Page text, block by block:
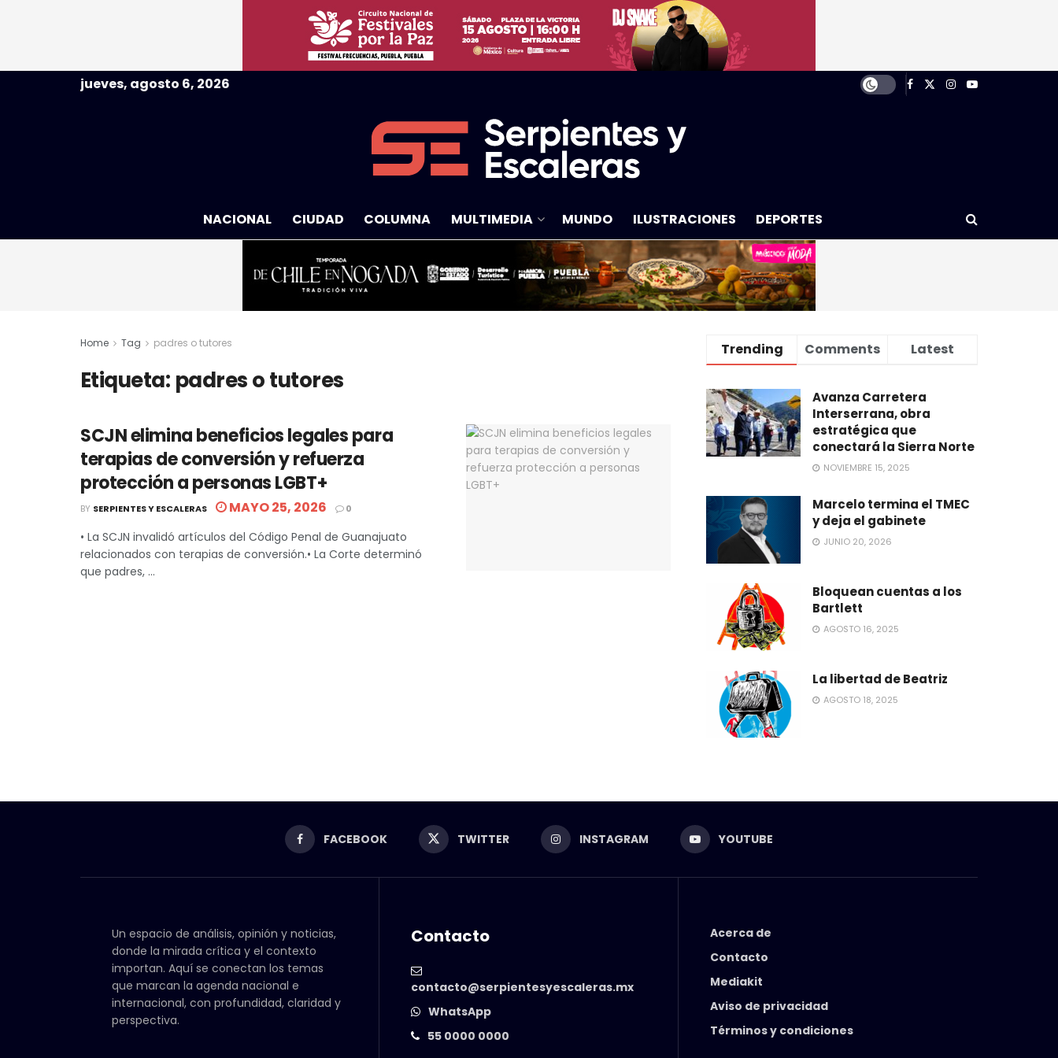
jueves, agosto 6, 2026
NACIONAL CIUDAD COLUMNA MULTIMEDIA MUNDO ILUSTRACIONES DEPORTES
Home Tag padres o tutores
Etiqueta: padres o tutores
SCJN elimina beneficios legales para
terapias de conversión y refuerza
protección a personas LGBT+
BY SERPIENTES Y ESCALERAS MAYO 25, 2026 0
• La SCJN invalidó artículos del Código Penal de Guanajuato
relacionados con terapias de conversión.• La Corte determinó
que padres, ...
Trending Comments Latest
Avanza Carretera
Interserrana, obra
estratégica que
conectará la Sierra Norte
NOVIEMBRE 15, 2025
Marcelo termina el TMEC
y deja el gabinete
JUNIO 20, 2026
Bloquean cuentas a los
Bartlett
AGOSTO 16, 2025
La libertad de Beatriz
AGOSTO 18, 2025
FACEBOOK TWITTER INSTAGRAM YOUTUBE
Un espacio de análisis, opinión y noticias,
donde la mirada crítica y el contexto
importan. Aquí se conectan los temas
que marcan la agenda nacional e
internacional, con profundidad, claridad y
perspectiva.
Contacto
contacto@serpientesyescaleras.mx
WhatsApp
55 0000 0000
Acerca de
Contacto
Mediakit
Aviso de privacidad
Términos y condiciones